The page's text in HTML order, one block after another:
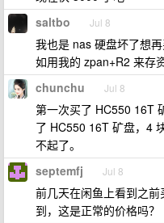
saltbo Jul 8
我也是 nas 硬盘坏了想
如用我的 zpan+R2 来存
chunchu Jul 8
第一次买了 HC550 16T
了 HC550 16T 矿盘，4
不起了。
septemfj Jul 8
前几天在闲鱼上看到之
到，这是正常的价格吗？